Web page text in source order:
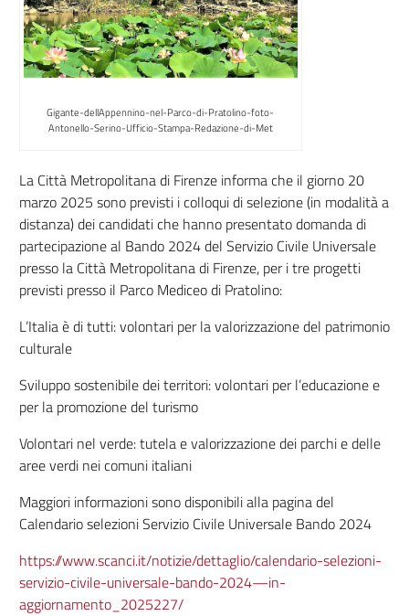
Gigante-dellAppennino-nel-Parco-di-Pratolino-foto-
Antonello-Serino-Ufficio-Stampa-Redazione-di-Met
La Città Metropolitana di Firenze informa che il giorno 20
marzo 2025 sono previsti i colloqui di selezione (in modalità a
distanza) dei candidati che hanno presentato domanda di
partecipazione al Bando 2024 del Servizio Civile Universale
presso la Città Metropolitana di Firenze, per i tre progetti
previsti presso il Parco Mediceo di Pratolino:
L’Italia è di tutti: volontari per la valorizzazione del patrimonio
culturale
Sviluppo sostenibile dei territori: volontari per l’educazione e
per la promozione del turismo
Volontari nel verde: tutela e valorizzazione dei parchi e delle
aree verdi nei comuni italiani
Maggiori informazioni sono disponibili alla pagina del
Calendario selezioni Servizio Civile Universale Bando 2024
https://www.scanci.it/notizie/dettaglio/calendario-selezioni-
servizio-civile-universale-bando-2024—in-
aggiornamento_2025227/